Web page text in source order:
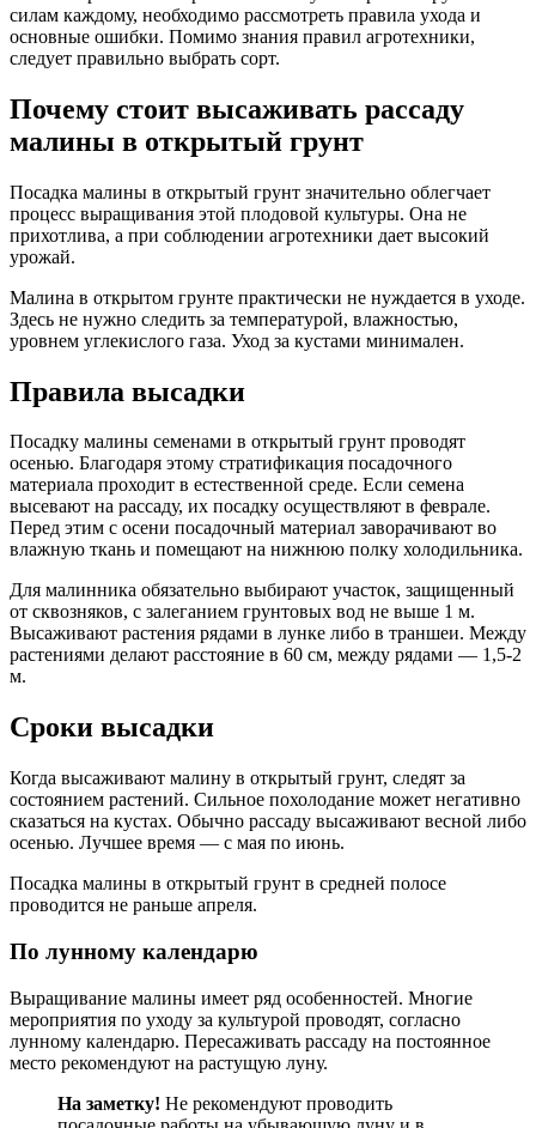
силам каждому, необходимо рассмотреть правила ухода и
основные ошибки. Помимо знания правил агротехники,
следует правильно выбрать сорт.
Почему стоит высаживать рассаду
малины в открытый грунт
Посадка малины в открытый грунт значительно облегчает
процесс выращивания этой плодовой культуры. Она не
прихотлива, а при соблюдении агротехники дает высокий
урожай.
Малина в открытом грунте практически не нуждается в уходе.
Здесь не нужно следить за температурой, влажностью,
уровнем углекислого газа. Уход за кустами минимален.
Правила высадки
Посадку малины семенами в открытый грунт проводят
осенью. Благодаря этому стратификация посадочного
материала проходит в естественной среде. Если семена
высевают на рассаду, их посадку осуществляют в феврале.
Перед этим с осени посадочный материал заворачивают во
влажную ткань и помещают на нижнюю полку холодильника.
Для малинника обязательно выбирают участок, защищенный
от сквозняков, с залеганием грунтовых вод не выше 1 м.
Высаживают растения рядами в лунке либо в траншеи. Между
растениями делают расстояние в 60 см, между рядами — 1,5-2
м.
Сроки высадки
Когда высаживают малину в открытый грунт, следят за
состоянием растений. Сильное похолодание может негативно
сказаться на кустах. Обычно рассаду высаживают весной либо
осенью. Лучшее время — с мая по июнь.
Посадка малины в открытый грунт в средней полосе
проводится не раньше апреля.
По лунному календарю
Выращивание малины имеет ряд особенностей. Многие
мероприятия по уходу за культурой проводят, согласно
лунному календарю. Пересаживать рассаду на постоянное
место рекомендуют на растущую луну.
На заметку! Не рекомендуют проводить